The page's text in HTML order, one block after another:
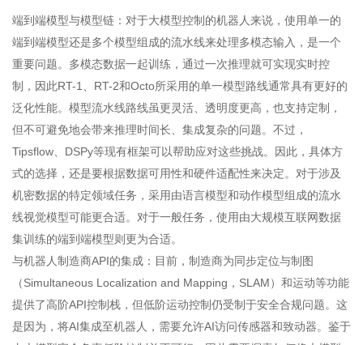
端到端模型与模型链：对于大模型控制的机器人来说，使用单一的
端到端模型还是多个模型组成的流水线来处理多模态输入，是一个
重要问题。多模态数据一起训练，通过一次推理就可实现实时控
制，因此RT-1、RT-2和Octo所采用的单一模型路线通常具有更好的
泛化性能。模型流水线路线虽更灵活、透明度更高，也支持定制，
但不可避免地会带来推理时间长、集成复杂的问题。不过，
Tipsflow、DSPy等现有框架可以帮助应对这些挑战。因此，具体方
式的选择，还是要根据数据可用性和硬件适配性来决定。对于涉及
机密数据的特定领域任务，采用由语言模型和动作模型组成的流水
线视觉模型可能更合适。对于一般任务，使用由大规模互联网数据
集训练的端到端模型则更为合适。
与机器人制造商API的集成：目前，制造商为同步定位与制图
（Simultaneous Localization and Mapping，SLAM）和运动等功能
提供了高阶API控制栈，但低阶运动控制仍受制于安全合规问题。这
是因为，将AI集成至机器人，需要允许AI访问传感器和致动器。鉴于